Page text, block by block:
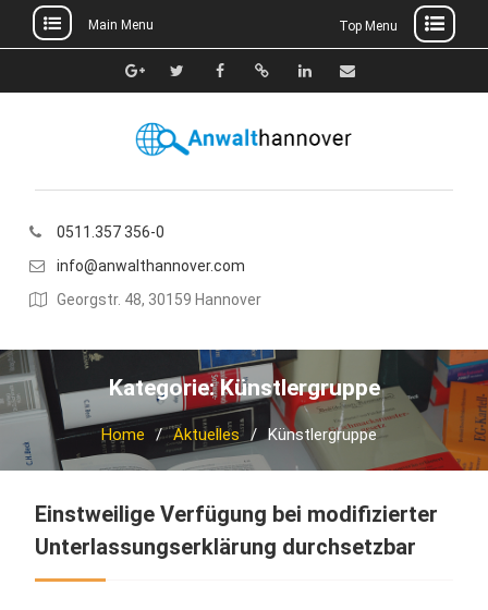
to
Main Menu Top Menu
Google+TwitterFacebook
Xing Linkedin
E-
0511.357 356-0
info@anwalthannover.com
Georgstr. 48, 30159 Hannover
Kategorie:Künstlergruppe
Home Aktuelles Künstlergruppe
Einstweilige Verfügung bei modifizierter
Unterlassungserklärung durchsetzbar